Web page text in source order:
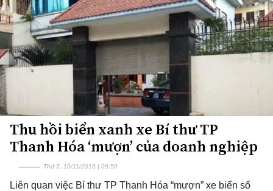
Thu hồi biển xanh xe Bí thư TP
Thanh Hóa ‘mượn’ của doanh nghiệp
Thứ 5, 10/11/2016 | 09:50
Liên quan việc Bí thư TP Thanh Hóa “mượn” xe biển số